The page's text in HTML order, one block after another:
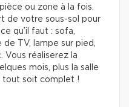
ou zone à la fois.
de votre sous-sol pour
qu’il faut : sofa,
TV, lampe sur pied,
Vous réaliserez la
mois, plus la salle
tout soit complet !